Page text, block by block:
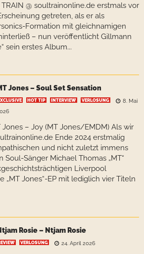
@ soultrainonline.de erstmals vor
getreten, als er als
Formation mit gleichnamigen
– nun veröffentlicht Gillmann
sein erstes Album...
Jones – Soul Set Sensation
HOT TIP INTERVIEW VERLOSUNG
8. Mai
– Joy (MT Jones/EMDM) Als wir
Ende 2024 erstmalig
und nicht zuletzt immens
Sänger Michael Thomas „MT“
Liverpool
„MT Jones“-EP mit lediglich vier Titeln
Rosie – Ntjam Rosie
VERLOSUNG 24. April 2026